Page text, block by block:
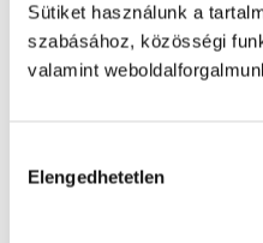
Sütiket használunk a
szabásához, közösségi
valamint
kiválasztása
Elengedhetetlen